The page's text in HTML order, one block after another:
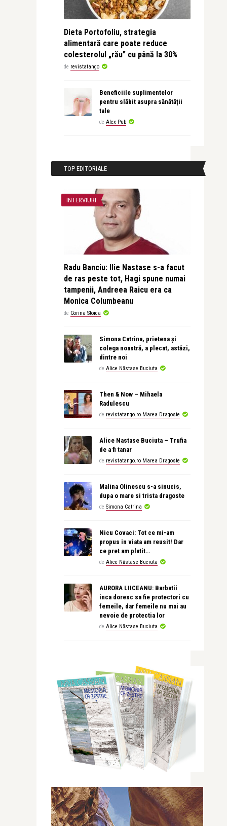
Dieta Portofoliu, strategia
alimentară care poate reduce
colesterolul „rău” cu până la 30%
de revistatango
Beneficiile suplimentelor
pentru slăbit asupra sănătății
tale
de Alex Pub
TOP EDITORIALE
INTERVIURI
Radu Banciu: Ilie Nastase s-a facut
de ras peste tot, Hagi spune numai
tampenii, Andreea Raicu era ca
Monica Columbeanu
de Corina Stoica
Simona Catrina, prietena și
colega noastră, a plecat, astăzi,
dintre noi
de Alice Năstase Buciuta
Then & Now – Mihaela
Radulescu
de revistatango.ro Marea Dragoste
Alice Nastase Buciuta – Trufia
de a fi tanar
de revistatango.ro Marea Dragoste
Malina Olinescu s-a sinucis,
dupa o mare si trista dragoste
de Simona Catrina
Nicu Covaci: Tot ce mi-am
propus in viata am reusit! Dar
ce pret am platit…
de Alice Năstase Buciuta
AURORA LIICEANU: Barbatii
inca doresc sa fie protectori cu
femeile, dar femeile nu mai au
nevoie de protectia lor
de Alice Năstase Buciuta